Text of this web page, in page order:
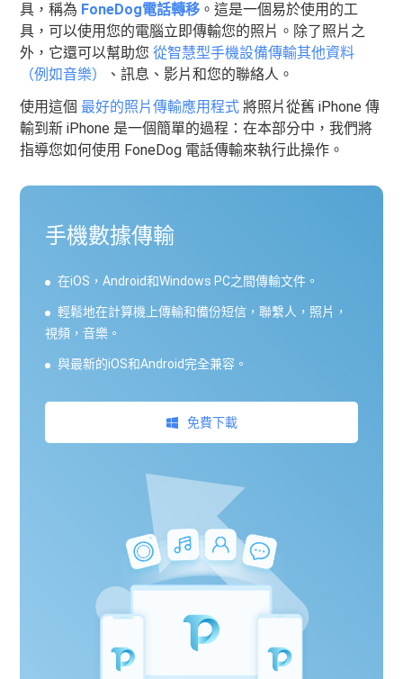
具，稱為 FoneDog電話轉移 。這是一個易於使用的工
具，可以使用您的電腦立即傳輸您的照片。除了照片之
外，它還可以幫助您從智慧型手機設備傳輸其他資料
（例如音樂）
、訊息、影片和您的聯絡人。
使用這個 最好的照片傳輸應用程式 將照片從舊 iPhone 傳
輸到新 iPhone 是一個簡單的過程：在本部分中，我們將
指導您如何使用 FoneDog 電話傳輸來執行此操作。
手機數據傳輸
在iOS，Android和Windows PC之間傳輸文件。
輕鬆地在計算機上傳輸和備份短信，聯繫人，照片，
視頻，音樂。
與最新的iOS和Android完全兼容。
免費下載